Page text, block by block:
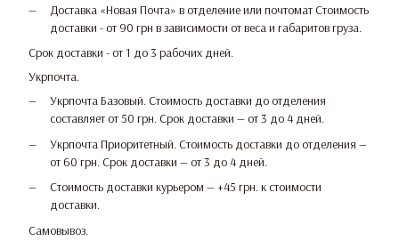
Доставка «Новая Почта» в отделение или почтомат Стоимость
доставки - от 90 грн в зависимости от веса и габаритов груза.
Срок доставки - от 1 до 3 рабочих дней.
Укрпочта.
Укрпочта Базовый. Стоимость доставки до отделения
составляет от 50 грн. Срок доставки — от 3 до 4 дней.
Укрпочта Приоритетный. Стоимость доставки до отделения —
от 60 грн. Срок доставки — от 3 до 4 дней.
Стоимость доставки курьером — +45 грн. к стоимости
доставки.
Самовывоз.